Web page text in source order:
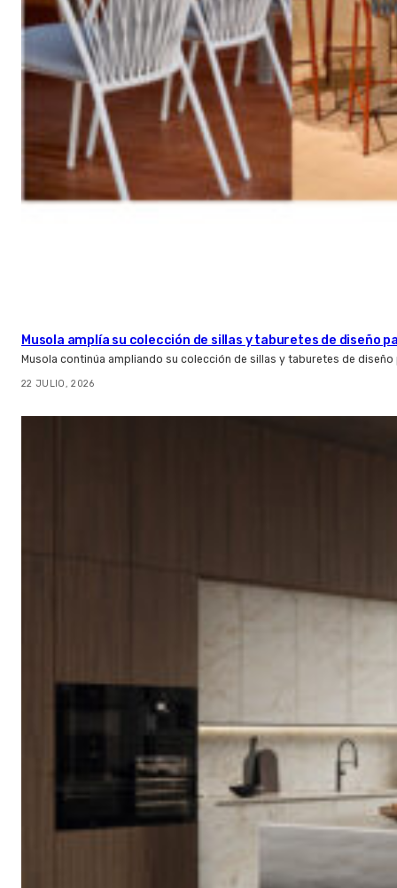
Musola amplía su colección de sillas y taburetes de diseño
Musola continúa ampliando su colección de sillas y taburetes de
22 JULIO, 2026